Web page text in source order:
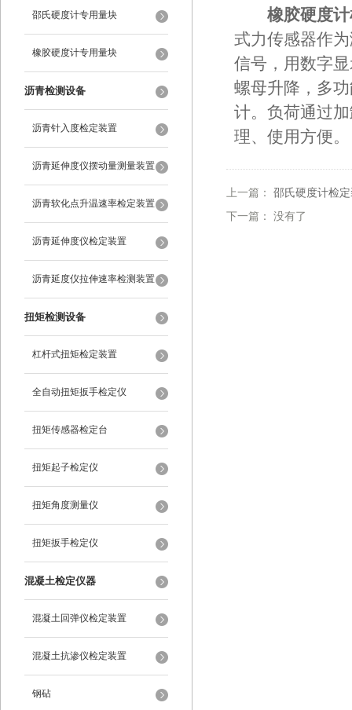
装置
邵氏硬度计专用量块
橡胶硬度计专用量块
沥青检测设备
沥青针入度检定装置
沥青延伸度仪摆动量测量装置
沥青软化点升温速率检定装置
沥青延伸度仪检定装置
沥青延度仪拉伸速率检测装置
扭矩检测设备
杠杆式扭矩检定装置
全自动扭矩扳手检定仪
扭矩传感器检定台
扭矩起子检定仪
扭矩角度测量仪
扭矩扳手检定仪
混凝土检定仪器
混凝土回弹仪检定装置
混凝土抗渗仪检定装置
钢砧
橡胶硬度
式力传感器作
信号，用数字
螺母升降，多
计。负荷通过
理、使用方便。
上一篇： 邵氏硬度计检
下一篇： 没有了